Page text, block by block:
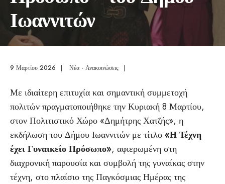
Ιωαννιτών
9 Μαρτίου 2026 | Νέα - Ανακοινώσεις |
Με ιδιαίτερη επιτυχία και σημαντική συμμετοχή
πολιτών πραγματοποιήθηκε την Κυριακή 8 Μαρτίου,
στον Πολιτιστικό Χώρο «Δημήτρης Χατζής», η
εκδήλωση του Δήμου Ιωαννιτών με τίτλο«Η Τέχνη
έχει Γυναικείο Πρόσωπο», αφιερωμένη στη
διαχρονική παρουσία και συμβολή της γυναίκας στην
τέχνη, στο πλαίσιο της Παγκόσμιας Ημέρας της